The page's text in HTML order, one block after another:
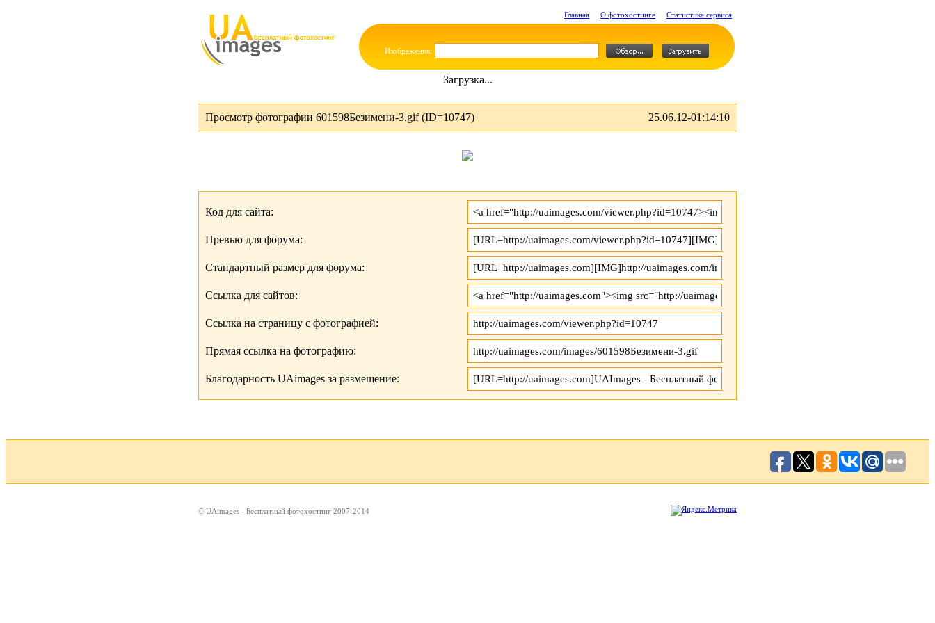
Главная О фотохостинге Статистика сервиса
Изображения:
Загрузка...
Просмотр фотографии 601598Безимени-3.gif (ID=10747) 25.06.12-01:14:10
Код для сайта:
Превью для форума:
Стандартный размер для форума:
Ссылка для сайтов:
Ссылка на страницу с фотографией:
Прямая ссылка на фотографию:
Благодарность UAimages за размещение:
© UAimages - Бесплатный фотохостинг 2007-2014